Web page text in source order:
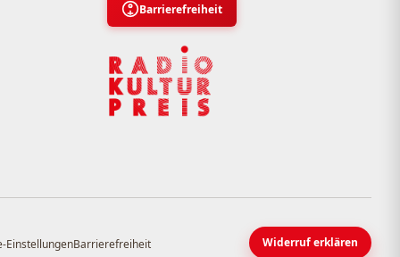
Barrierefreiheit
EinstellungenBarrierefreiheit Widerruf erklären